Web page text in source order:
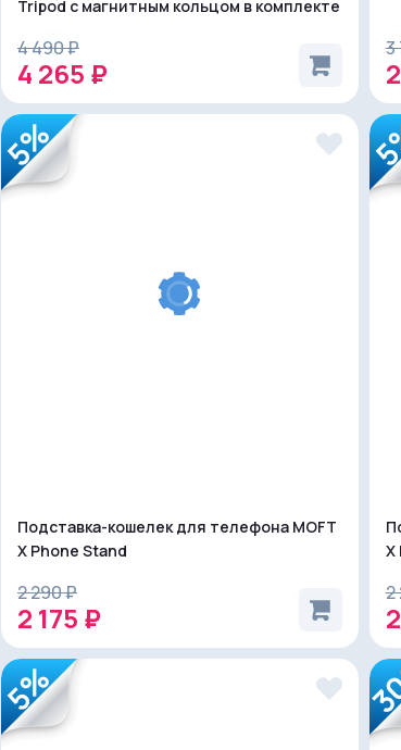
Tripod с магнитным кольцом в комплекте
4 490 ₽
4 265 ₽
3
5%
Подставка-кошелек для телефона MOFT
X Phone Stand
2 290 ₽
2 175 ₽
X
2
5%